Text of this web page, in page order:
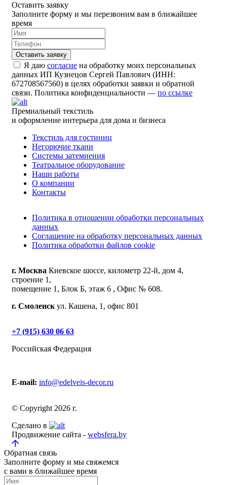
Оставить заявку
Заполните форму и мы перезвоним вам в ближайшее
время
Я даю согласие на обработку моих персональных
данных ИП Кузнецов Сергей Павлович (ИНН:
672708567560) в целях обработки заявки и обратной
связи. Политика конфиденциальности — по ссылке
Премиальный текстиль
и оформление интерьера для дома и бизнеса
Текстиль для гостиниц
Негорючие ткани
Системы затемнения
Театральное оборудование
Наши работы
О компании
Контакты
Политика в отношении обработки персональных
данных
Соглашение на обработку персональных данных
Политика обработки файлов cookie
г. Москва Киевское шоссе, километр 22-й, дом 4,
строение 1,
помещение 1, Блок Б, этаж 6 , Офис № 608.
г. Смоленскул. Кашена, 1, офис 801
+7 (915) 630 06 63
Российская Федерация
E-mail: info@edelveis-decor.ru
© Copyright 2026 г.
Сделано в
Продвижение сайта - websfera.by
Обратная связь
Заполните форму и мы свяжемся
с вами в ближайшее время